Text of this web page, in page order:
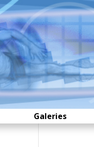
Galeries